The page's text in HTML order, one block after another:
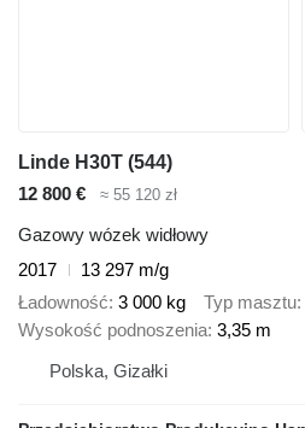
Linde H30T (544)
12 800 €
≈ 55 120 zł
Gazowy wózek widłowy
2017
13 297 m/g
Ładowność 3 000 kg Typ masztu
Wysokość podnoszenia 3,35 m
Polska, Gizałki